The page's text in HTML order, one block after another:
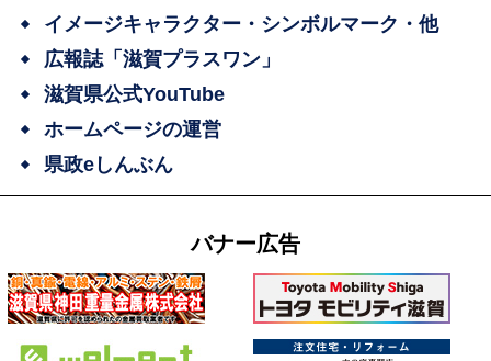
イメージキャラクター・シンボルマーク・他
広報誌「滋賀プラスワン」
滋賀県公式YouTube
ホームページの運営
県政eしんぶん
バナー広告